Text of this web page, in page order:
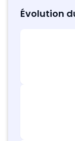
Évolution